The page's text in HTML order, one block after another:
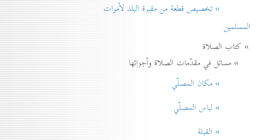
» تخصيص قطعة من مقبرة البلد لأموات
المسلمين
» كتاب الصلاة
» مسائل في مقدّمات الصلاة وأجزائها
» مكان المصلّي
» لباس المصلّي
» القبلة